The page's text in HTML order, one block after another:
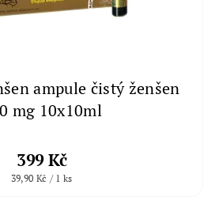
ampule čistý ženšen
mg 10x10ml
399 Kč
39,90 Kč / 1 ks